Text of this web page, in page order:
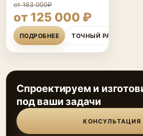
от 163 000₽
от 125 000 ₽
ПОДРОБНЕЕ ТОЧНЫЙ РАСЧЁТ
Спроектируем и
под ваши задачи
КОНСУЛЬТАЦИЯ